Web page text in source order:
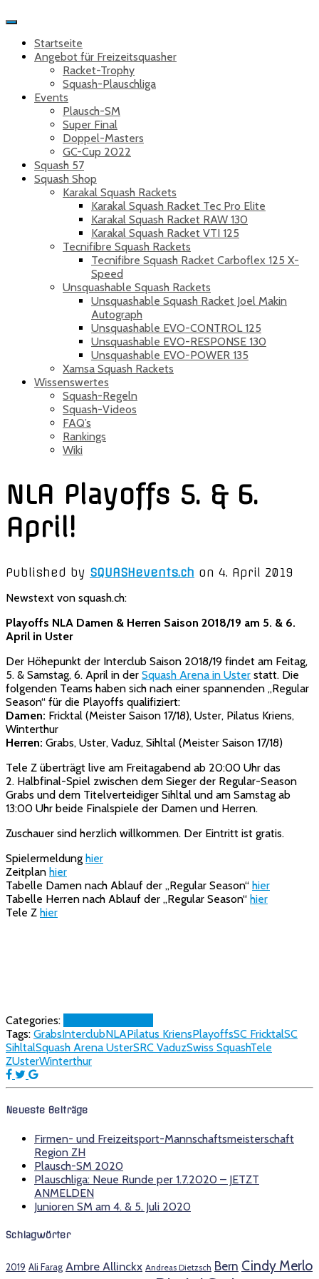
Toggle
NavigationStartseite
Angebot für Freizeitsquasher
Racket-Trophy
Squash-Plauschliga
Events
Plausch-SM
Super Final
Doppel-Masters
GC-Cup 2022
Squash 57
Squash Shop
Karakal Squash Rackets
Karakal Squash Racket Tec Pro Elite
Karakal Squash Racket RAW 130
Karakal Squash Racket VTI 125
Tecnifibre Squash Rackets
Tecnifibre Squash Racket Carboflex 125 X-
Speed
Unsquashable Squash Rackets
Unsquashable Squash Racket Joel Makin
Autograph
Unsquashable EVO-CONTROL 125
Unsquashable EVO-RESPONSE 130
Unsquashable EVO-POWER 135
Xamsa Squash Rackets
Wissenswertes
Squash-Regeln
Squash-Videos
FAQ’s
Rankings
Wiki
NLA Playoffs 5. & 6.
April!
Published by SQUASHevents.ch on 4. April 2019
Newstext von squash.ch:
Playoffs NLA Damen & Herren Saison 2018/19 am 5. & 6.
April in Uster
Der Höhepunkt der Interclub Saison 2018/19 findet am Feitag,
5. & Samstag, 6. April in der Squash Arena in Uster statt. Die
folgenden Teams haben sich nach einer spannenden „Regular
Season“ für die Playoffs qualifiziert:
Damen: Fricktal (Meister Saison 17/18), Uster, Pilatus Kriens,
Winterthur
Herren: Grabs, Uster, Vaduz, Sihltal (Meister Saison 17/18)
Tele Z überträgt live am Freitagabend ab 20:00 Uhr das
2. Halbfinal-Spiel zwischen dem Sieger der Regular-Season
Grabs und dem Titelverteidiger Sihltal und am Samstag ab
13:00 Uhr beide Finalspiele der Damen und Herren.
Zuschauer sind herzlich willkommen. Der Eintritt ist gratis.
Spielermeldung hier
Zeitplan hier
Tabelle Damen nach Ablauf der „Regular Season“ hier
Tabelle Herren nach Ablauf der „Regular Season“ hier
Tele Z hier
Categories:
Tags: GrabsInterclubNLAPilatus KriensPlayoffsSC FricktalSC
SihltalSquash Arena UsterSRC VaduzSwiss SquashTele
ZUsterWinterthur
Neueste Beiträge
Firmen- und Freizeitsport-Mannschaftsmeisterschaft
Region ZH
Plausch-SM 2020
Plauschliga: Neue Runde per 1.7.2020 – JETZT
ANMELDEN
Junioren SM am 4. & 5. Juli 2020
Schlagwörter
2019 Ali Farag Ambre Allinckx Andreas Dietzsch Bern Cindy Merlo